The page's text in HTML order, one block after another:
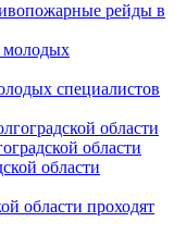
рейды в
специалистов
области
области проходят